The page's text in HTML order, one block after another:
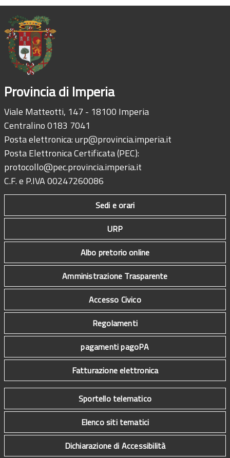
Provincia di Imperia
Viale Matteotti, 147 - 18100 Imperia
Centralino 0183 7041
Posta elettronica:urp@provincia.imperia.it
Posta Elettronica Certificata (PEC):
protocollo@pec.provincia.imperia.it
C.F. e P.IVA 00247260086
Sedi e orari
URP
Albo pretorio online
Amministrazione Trasparente
Accesso Civico
Regolamenti
pagamenti pagoPA
Fatturazione elettronica
Sportello telematico
Elenco siti tematici
Dichiarazione di Accessibilità